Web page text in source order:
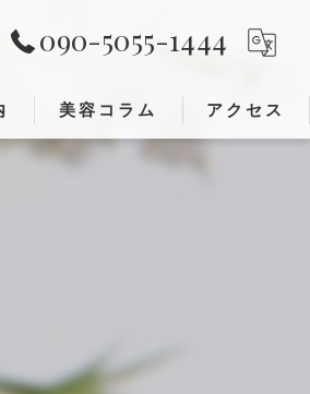
090-5055-1444
美容コラム アクセス